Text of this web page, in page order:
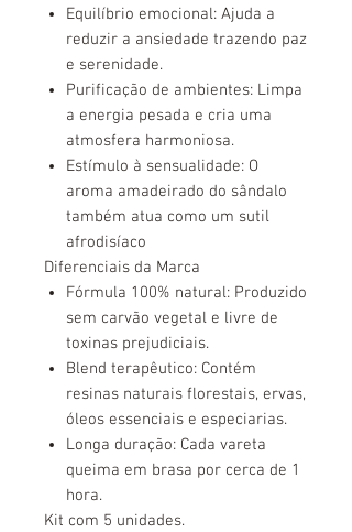
Equilíbrio emocional: Ajuda a
reduzir a ansiedade trazendo paz
e serenidade.
Purificação de ambientes: Limpa
a energia pesada e cria uma
atmosfera harmoniosa.
Estímulo à sensualidade: O
aroma amadeirado do sândalo
também atua como um sutil
afrodisíaco
Diferenciais da Marca
Fórmula 100% natural: Produzido
sem carvão vegetal e livre de
toxinas prejudiciais.
Blend terapêutico: Contém
resinas naturais florestais, ervas,
óleos essenciais e especiarias.
Longa duração: Cada vareta
queima em brasa por cerca de 1
hora.
Kit com 5 unidades.